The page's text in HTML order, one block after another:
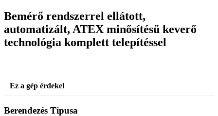
Bemérő rendszerrel ellátott,
automatizált, ATEX minősítésű keverő
technológia komplett telepítéssel
Ez a gép érdekel
Berendezés Típusa